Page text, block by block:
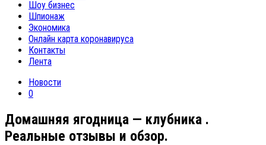
Шоу бизнес
Шпионаж
Экономика
Онлайн карта коронавируса
Контакты
Лента
Новости
0
Домашняя ягодница — клубника .
Реальные отзывы и обзор.